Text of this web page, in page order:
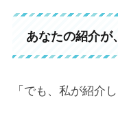
あなたの紹介が
「でも、私が紹介